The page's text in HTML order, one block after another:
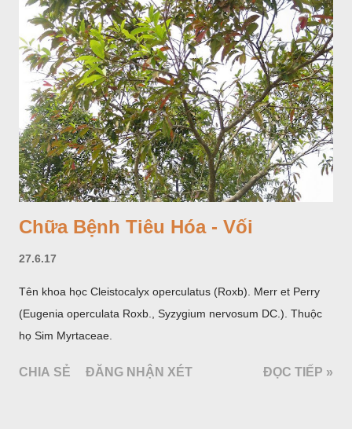
Tam Đảo (Vĩnh Phúc), đã thu được kết quả ban đầu (những
năm 1560- 70); thường trồng đến năm thứ hai, thứ ba mới hái
hoa; trồng một lần thu hoạch 10 - 20 năm.
Chữa Bệnh Tiêu Hóa - Vối
27.6.17
Tên khoa học Cleistocalyx operculatus (Roxb). Merr et Perry
(Eugenia operculata Roxb., Syzygium nervosum DC.). Thuộc
họ Sim Myrtaceae.
CHIA SẺ ĐĂNG NHẬN XÉT ĐỌC TIẾP »